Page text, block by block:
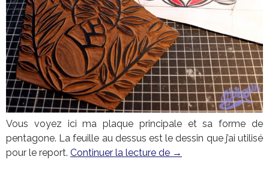
Vous voyez ici ma plaque principale et sa forme de
pentagone. La feuille au dessus est le dessin que j’ai utilisé
pour le report. Continuer la lecture de Sous les pavés les
→